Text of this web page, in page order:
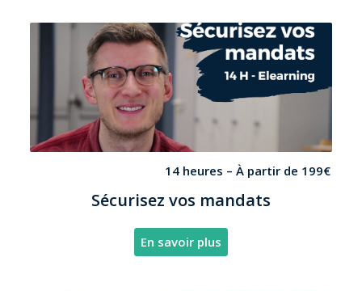
14 heures – À partir de 199€
Sécurisez vos mandats
En savoir plus